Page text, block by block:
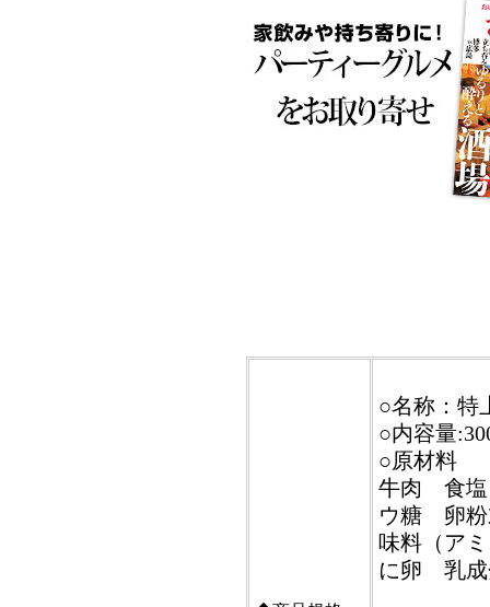
○名称：特
○内容量
○原材料
牛肉 食
ウ糖 卵
味料（ア
に卵 乳成